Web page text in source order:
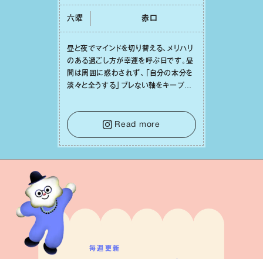
六曜 ⾚⼝
昼と夜でマインドを切り替える、メリハリ
のある過ごし⽅が幸運を呼ぶ⽇です。昼
間は周囲に惑わされず、「⾃分の本分を
淡々と全うする」ブレない軸をキープし
⾔葉に流されないよう、⼼にしっかりブ
レーキをかけること。この意識の切り替
えが、あなたに確かな安⼼感をもたらす
はずです。
Read more
毎週更新